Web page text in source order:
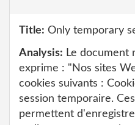
Title: Only temporary
Analysis: Le document
exprime : "Nos sites
cookies suivants :
session temporaire.
permettent